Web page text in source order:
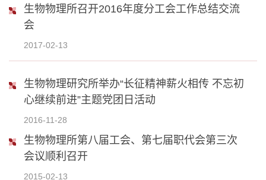
生物物理所召开2016年度分工会工作总结交流
会
2017-02-13
生物物理研究所举办“长征精神薪火相传 不忘初
心继续前进”主题党团日活动
2016-11-28
生物物理所第八届工会、第七届职代会第三次
会议顺利召开
2015-02-13